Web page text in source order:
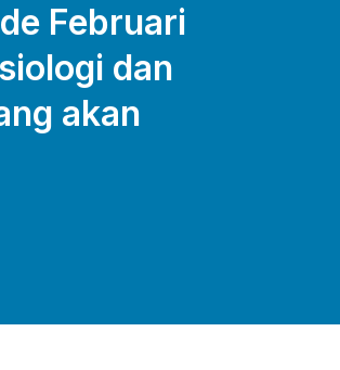
Februari
dan
akan